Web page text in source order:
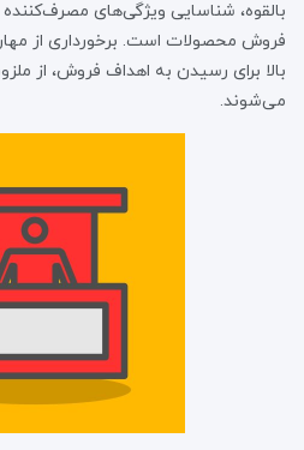
بالقوه، شناسایی ویژگی‌های مصرف‌کننده و
فروش محصولات است. برخورداری از
بالا برای رسیدن به اهداف فروش، از
می‌شوند.